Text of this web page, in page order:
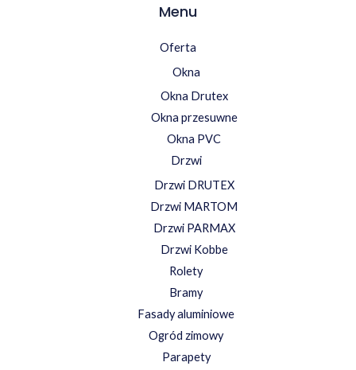
Menu
Oferta
Okna
Okna Drutex
Okna przesuwne
Okna PVC
Drzwi
Drzwi DRUTEX
Drzwi MARTOM
Drzwi PARMAX
Drzwi Kobbe
Rolety
Bramy
Fasady aluminiowe
Ogród zimowy
Parapety